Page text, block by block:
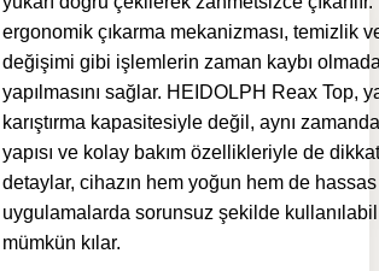
ergonomik çıkarma mekanizması, temizlik
değişimi gibi işlemlerin zaman kaybı
yapılmasını sağlar. HEIDOLPH Reax Top,
karıştırma kapasitesiyle değil, aynı
yapısı ve kolay bakım özellikleriyle de
detaylar, cihazın hem yoğun hem de hassas
uygulamalarda sorunsuz şekilde
mümkün kılar.